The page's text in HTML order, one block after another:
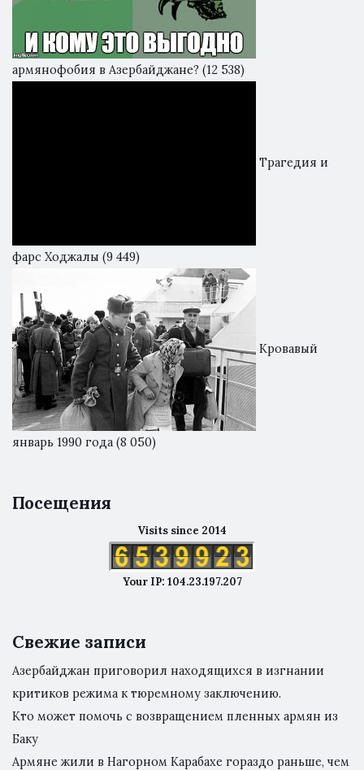
армянофобия в Азербайджане? (12 538)
Трагедия и
фарс Ходжалы (9 449)
Кровавый
январь 1990 года (8 050)
Посещения
Visits since 2014
Your IP: 104.23.197.207
Свежие записи
Азербайджан приговорил находящихся в изгнании
критиков режима к тюремному заключению.
Кто может помочь с возвращением пленных армян из
Баку
Армяне жили в Нагорном Карабахе гораздо раньше, чем